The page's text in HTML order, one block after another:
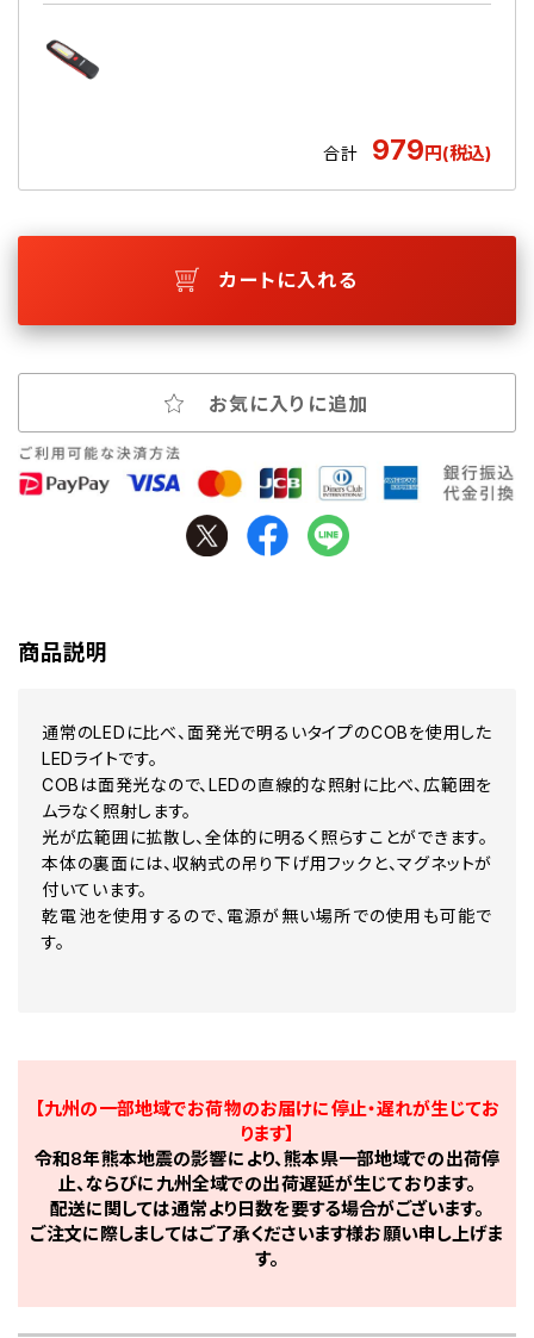
合計 979円(税込)
カートに入れる
お気に入りに追加
商品説明
通常のLEDに比べ、面発光で明るいタイプのCOBを使用した
LEDライトです。
COBは面発光なので、LEDの直線的な照射に比べ、広範囲を
ムラなく照射します。
光が広範囲に拡散し、全体的に明るく照らすことができます。
本体の裏面には、収納式の吊り下げ用フックと、マグネットが
付いています。
乾電池を使用するので、電源が無い場所での使用も可能で
す。
【九州の一部地域でお荷物のお届けに停止・遅れが生じてお
ります】
令和8年熊本地震の影響により、熊本県一部地域での出荷停
止、ならびに九州全域での出荷遅延が生じております。
配送に関しては通常より日数を要する場合がございます。
ご注文に際しましてはご了承くださいます様お願い申し上げま
す。